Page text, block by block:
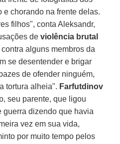
e chorando na frente delas.
filhos", conta Aleksandr,
deviolência brutal
contra alguns membros da
se desentender e brigar
de ofender ninguém,
tortura alheia". Farfutdinov
seu parente, que ligou
dizendo que havia
vez em sua vida,
por muito tempo pelos